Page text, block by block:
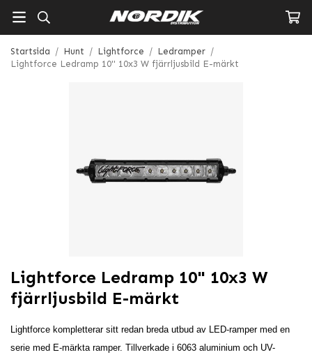
Startsida / Hunt / Lightforce / Ledramper /
Lightforce Ledramp 10" 10x3 W fjärrljusbild E-märkt
Lightforce Ledramp 10" 10x3 W
fjärrljusbild E-märkt
Lightforce kompletterar sitt redan breda utbud av LED-ramper med en
serie med E-märkta ramper. Tillverkade i 6063 aluminium och UV-